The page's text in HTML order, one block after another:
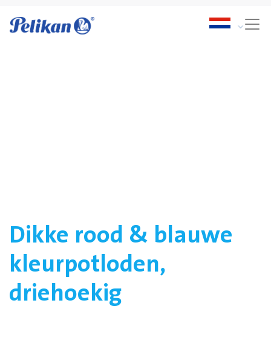
Dikke rood & blauwe
kleurpotloden,
driehoekig